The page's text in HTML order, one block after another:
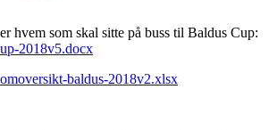
hvem som skal sitte på buss til Baldus Cup:
2018v5.docx
baldus-2018v2.xlsx